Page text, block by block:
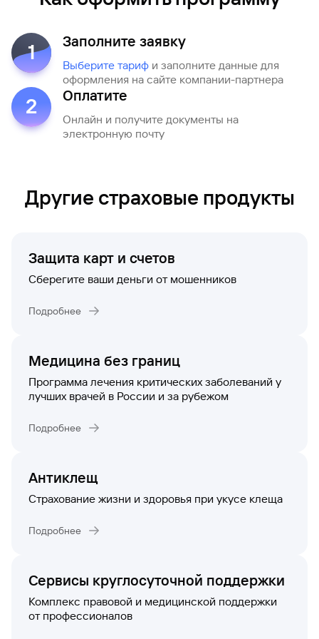
1 Заполните заявку
Выберите тариф и заполните данные для
оформления на сайте компании-партнера
2 Оплатите
Онлайн и получите документы на
электронную почту
Другие страховые продукты
Защита карт и счетов
Сберегите ваши деньги от мошенников
Подробнее
Медицина без границ
Программа лечения критических заболеваний у
лучших врачей в России и за рубежом
Подробнее
Антиклещ
Страхование жизни и здоровья при укусе клеща
Подробнее
Сервисы круглосуточной поддержки
Комплекс правовой и медицинской поддержки
от профессионалов